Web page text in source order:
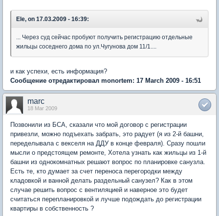
Ele, on 17.03.2009 - 16:39:
... Через суд сейчас пробуют получить регистрацию отдельные
жильцы соседнего дома по ул.Чугунова дом 11/1....
и как успехи, есть информация?
Сообщение отредактировал monortem: 17 March 2009 - 16:51
marc
18 Mar 2009
Позвонили из БСА, сказали что мой договор с регистрации
привезли, можно подъехать забрать, это радует (я из 2-й башни,
переделывала с векселя на ДДУ в конце февраля). Сразу пошли
мысли о предстоящем ремонте, Хотела узнать как жильцы из 1-й
башни из однокомнатных решают вопрос по планировке санузла.
Есть те, кто думает за счет переноса перегородки между
кладовкой и ванной делать раздельный санузел? Как в этом
случае решить вопрос с вентиляцией и наверное это будет
считаться перепланировкой и лучше подождать до регистрации
квартиры в собственность ?